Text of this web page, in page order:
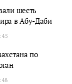
шесть
в Абу-Даби
по